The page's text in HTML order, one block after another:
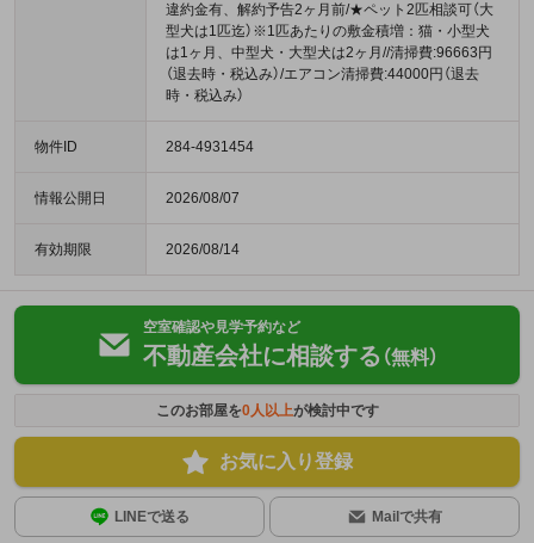
違約金有、解約予告2ヶ月前/★ペット2匹相談可（大
型犬は1匹迄）※1匹あたりの敷金積増：猫・小型犬
は1ヶ月、中型犬・大型犬は2ヶ月//清掃費:96663円
（退去時・税込み）/エアコン清掃費:44000円（退去
時・税込み）
物件ID 284-4931454
情報公開日 2026/08/07
有効期限 2026/08/14
空室確認や見学予約など
不動産会社に相談する （無料）
このお部屋を0人以上が検討中です
お気に入り登録
LINEで送る Mailで共有